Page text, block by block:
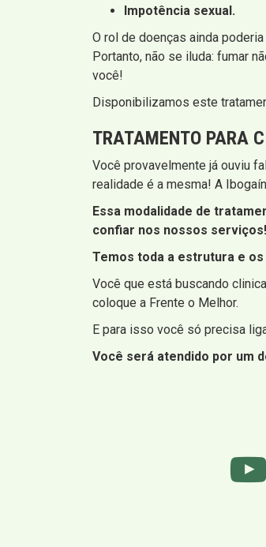
Impotência sexual.
O rol de doenças ainda
Portanto, não se iluda: fumar
você!
Disponibilizamos este
TRATAMENTO PARA
Você provavelmente já ouviu
realidade é a mesma! A
Essa modalidade de
confiar nos nossos serviços!
Temos toda a estrutura e
Você que está buscando
coloque a Frente o Melhor.
E para isso você só precisa
Você será atendido por um